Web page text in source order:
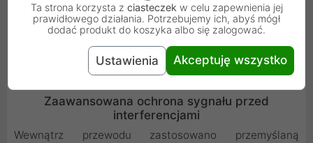
Zaawansowana ochrona sygnału przed
interferencjami
Wewnątrz przewodu zastosowano przemyślaną
Ta strona korzysta z ciasteczek w celu zapewnienia jej
prawidłowego działania. Potrzebujemy ich, abyś mógł
dodać produkt do koszyka albo się zalogować.
Ustawienia Akceptuję wszystko